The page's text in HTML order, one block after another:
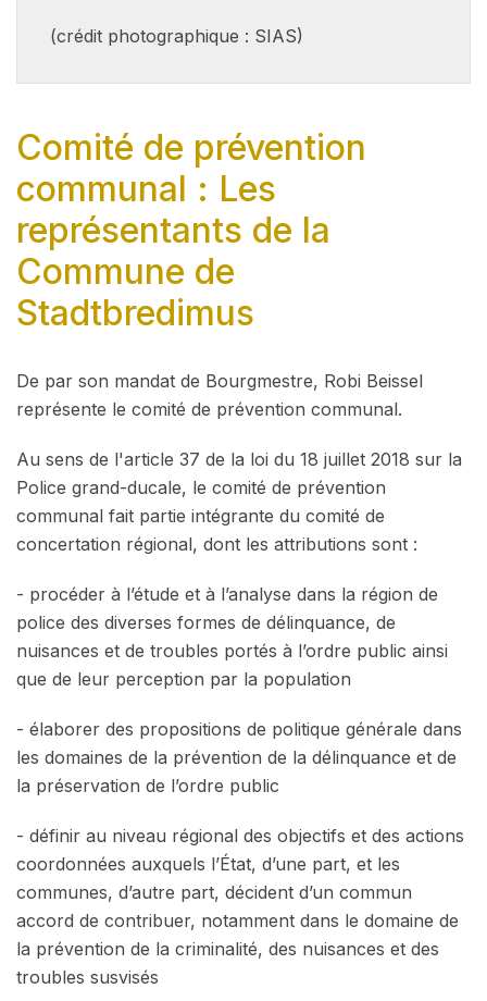
(crédit photographique : SIAS)
Comité de prévention
communal : Les
représentants de la
Commune de
Stadtbredimus
De par son mandat de Bourgmestre, Robi Beissel
représente le comité de prévention communal.
Au sens de l'article 37 de la loi du 18 juillet 2018 sur la
Police grand-ducale, le comité de prévention
communal fait partie intégrante du comité de
concertation régional, dont les attributions sont :
- procéder à l’étude et à l’analyse dans la région de
police des diverses formes de délinquance, de
nuisances et de troubles portés à l’ordre public ainsi
que de leur perception par la population
- élaborer des propositions de politique générale dans
les domaines de la prévention de la délinquance et de
la préservation de l’ordre public
- définir au niveau régional des objectifs et des actions
coordonnées auxquels l’État, d’une part, et les
communes, d’autre part, décident d’un commun
accord de contribuer, notamment dans le domaine de
la prévention de la criminalité, des nuisances et des
troubles susvisés